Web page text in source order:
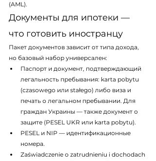
(AML).
Документы для ипотеки —
что готовить иностранцу
Пакет документов зависит от типа дохода,
но базовый набор универсален:
Паспорт и документ, подтверждающий
легальность пребывания: karta pobytu
(czasowego или stałego) либо виза и
печать о легальном пребывании. Для
граждан Украины — также документ о
защите (PESEL UKR или karta pobytu).
PESEL и NIP — идентификационные
номера.
Zaświadczenie o zatrudnieniu i dochodach